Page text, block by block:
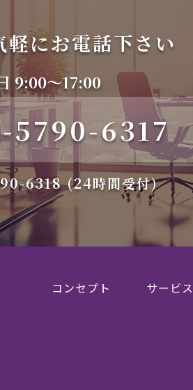
軽にお電話下さい
9:00～17:00
5790-6317
6318 (24時間受付)
コンセプト サービス